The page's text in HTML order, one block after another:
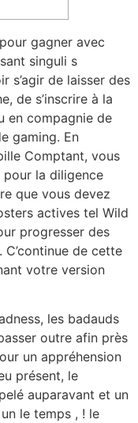
gagner avec
singuli s
s’agir de laisser des
de s’inscrire à la
en compagnie de
gaming. En
Comptant, vous
la diligence
que vous devez
actives tel Wild
progresser des
de cette
votre version
les badauds
outre afin près
un appréhension
présent, le
auparavant et un
le temps , ! le